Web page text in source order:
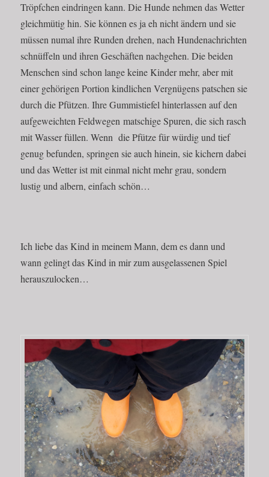
Tröpfchen eindringen kann. Die Hunde nehmen das Wetter
gleichmütig hin. Sie können es ja eh nicht ändern und sie
müssen numal ihre Runden drehen, nach Hundenachrichten
schnüffeln und ihren Geschäften nachgehen. Die beiden
Menschen sind schon lange keine Kinder mehr, aber mit
einer gehörigen Portion kindlichen Vergnügens patschen sie
durch die Pfützen. Ihre Gummistiefel hinterlassen auf den
aufgeweichten Feldwegen matschige Spuren, die sich rasch
mit Wasser füllen. Wenn die Pfütze für würdig und tief
genug befunden, springen sie auch hinein, sie kichern dabei
und das Wetter ist mit einmal nicht mehr grau, sondern
lustig und albern, einfach schön…
Ich liebe das Kind in meinem Mann, dem es dann und
wann gelingt das Kind in mir zum ausgelassenen Spiel
herauszulocken…